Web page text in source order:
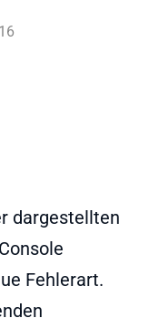
dargestellten
Fehlerart.